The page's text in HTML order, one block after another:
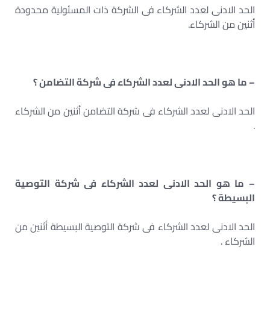
الحد الادنى لعدد الشركاء فى الشركة ذات المسئولية محدودة
أثنين من الشركاء.
– ما هو الحد الادنى لعدد الشركاء فى شركة التضامن ؟
الحد الادنى لعدد الشركاء فى شركة التضامن أثنين من الشركاء
.
– ما هو الحد الادنى لعدد الشركاء فى شركة التوصية
البسيطة ؟
الحد الادنى لعدد الشركاء فى شركة التوصية البسيطة أثنين من
الشركاء .